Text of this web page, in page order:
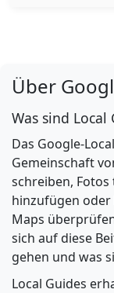
Über
Was sind Local
Das Google-
Gemeinschaft
schreiben,
hinzufügen
Maps
sich auf diese
gehen und was
Local Guides